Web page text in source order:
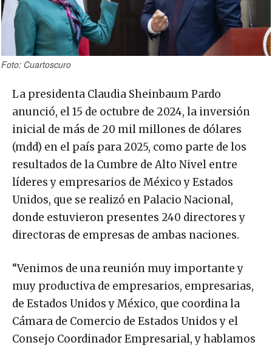
Foto: Cuartoscuro
La presidenta Claudia Sheinbaum Pardo
anunció, el 15 de octubre de 2024, la inversión
inicial de más de 20 mil millones de dólares
(mdd) en el país para 2025, como parte de los
resultados de la Cumbre de Alto Nivel entre
líderes y empresarios de México y Estados
Unidos, que se realizó en Palacio Nacional,
donde estuvieron presentes 240 directores y
directoras de empresas de ambas naciones.
“Venimos de una reunión muy importante y
muy productiva de empresarios, empresarias,
de Estados Unidos y México, que coordina la
Cámara de Comercio de Estados Unidos y el
Consejo Coordinador Empresarial, y hablamos